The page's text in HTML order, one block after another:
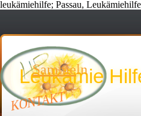
leukämiehilfe; Passau, Leukämiehilfe
Leukämie
Sammeln
KONTAKT